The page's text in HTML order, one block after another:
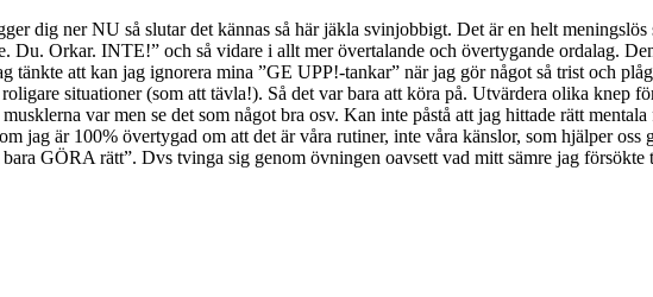
dig ner NU så slutar det kännas så här jäkla svinjobbigt. Det är en helt meningslös
Orkar. INTE!” och så vidare i allt mer övertalande och övertygande ordalag.
att kan jag ignorera mina ”GE UPP!-tankar” när jag gör något så trist och
situationer (som att tävla!). Så det var bara att köra på. Utvärdera olika knep
var men se det som något bra osv. Kan inte påstå att jag hittade rätt
jag är 100% övertygad om att det är våra rutiner, inte våra känslor, som hjälper oss
GÖRA rätt”. Dvs tvinga sig genom övningen oavsett vad mitt sämre jag försökte